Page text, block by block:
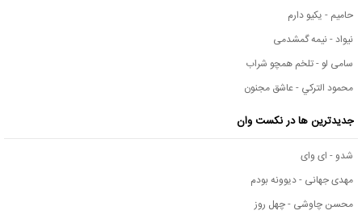
حامیم - یکیو دارم
نیواد - نیمه گمشدمی
سامی لو - تلخم همچو شراب
محمود التركي - عاشق مجنون
جدیدترین ها در نکست وان
شدو - ای وای
مهدی جهانی - دیوونه بودم
محسن چاوشی - چهل روز